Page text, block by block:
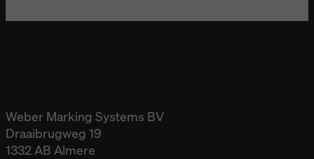
Weber Marking Systems BV
Draaibrugweg 19
1332 AB Almere